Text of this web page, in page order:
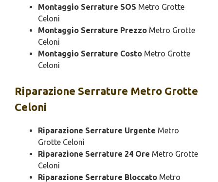
Montaggio Serrature SOS Metro Grotte
Celoni
Montaggio Serrature Prezzo Metro Grotte
Celoni
Montaggio Serrature Costo Metro Grotte
Celoni
Riparazione Serrature Metro Grotte
Celoni
Riparazione Serrature Urgente Metro
Grotte Celoni
Riparazione Serrature 24 Ore Metro Grotte
Celoni
Riparazione Serrature Bloccato Metro